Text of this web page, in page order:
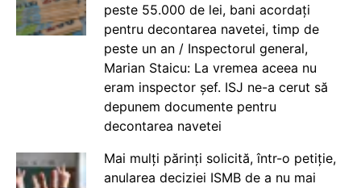
peste 55.000 de lei, bani acordați
pentru decontarea navetei, timp de
peste un an / Inspectorul general,
Marian Staicu: La vremea aceea nu
eram inspector șef. ISJ ne-a cerut să
depunem documente pentru
decontarea navetei
Mai mulți părinți solicită, într-o petiție,
anularea deciziei ISMB de a nu mai